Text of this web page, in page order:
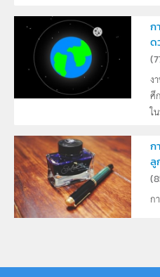
ก
ด
(
ง
ศึ
ใ
ก
ลู
(
ก